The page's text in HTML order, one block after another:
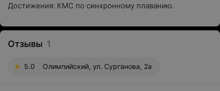
Достижения: КМС по синхронному плаванию.
Отзывы 1
5.0 Олимпийский, ул. Сурганова, 2а